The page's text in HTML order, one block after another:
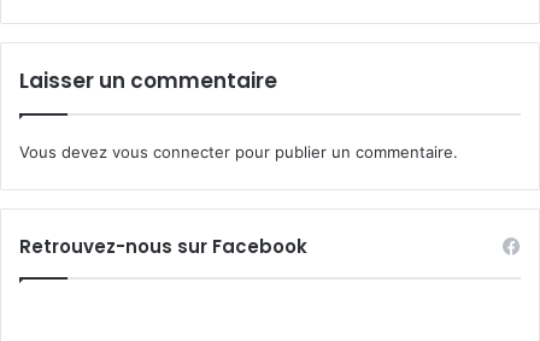
Laisser un commentaire
Vous devez vous connecter pour publier un commentaire.
Retrouvez-nous sur Facebook